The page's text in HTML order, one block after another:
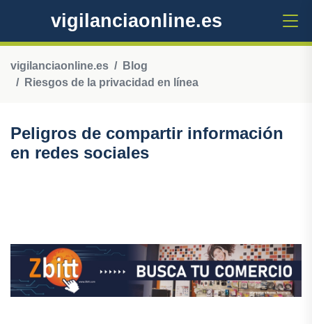
vigilanciaonline.es
vigilanciaonline.es
Blog
Riesgos de la privacidad en línea
Peligros de compartir información
en redes sociales